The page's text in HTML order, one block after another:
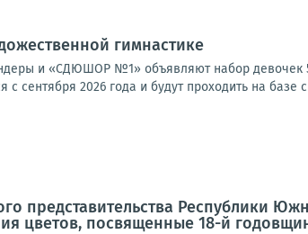
гимнастике
и «СДЮШОР №1» объявляют набор девочек
с сентября 2026 года и будут проходить на
представительства Республики
цветов, посвященные 18-й